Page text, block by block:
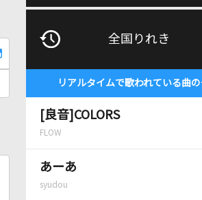
全国りれき
リアルタイムで歌われている曲
[良音]COLORS
FLOW
あーあ
syudou